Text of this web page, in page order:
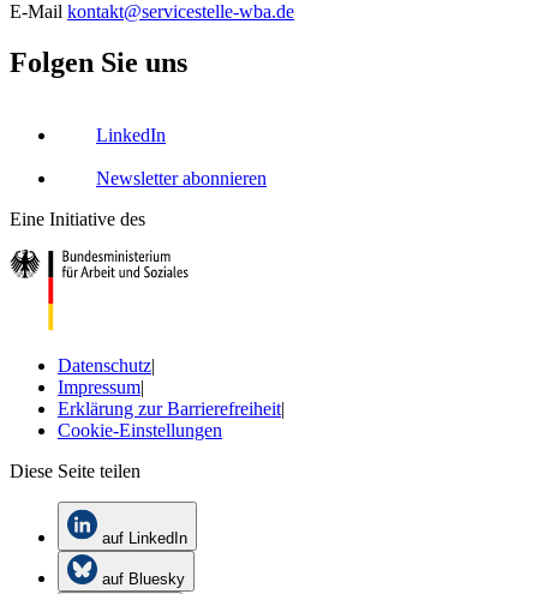
E-Mail kontakt@servicestelle-wba.de
Folgen Sie uns
LinkedIn
Newsletter abonnieren
Eine Initiative des
Datenschutz|
Impressum|
Erklärung zur Barrierefreiheit|
Cookie-Einstellungen
Diese Seite teilen
auf LinkedIn
auf Bluesky